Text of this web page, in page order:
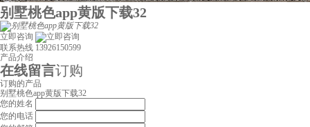
别墅桃色app黄版下载32
立即咨询
联系热线 13926150599
产品介绍
在线留言订购
订购的产品
别墅桃色app黄版下载32
您的姓名
您的电话